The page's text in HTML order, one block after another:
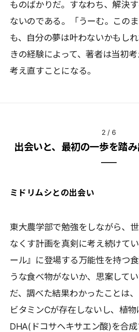
ものばかりだ。すなわち、解決
ないのである。「うーむ。この
も、自分の夢は叶わないかもし
きの経験によって、著者は当初
考え直すことになる。
2 / 6
出会いと、最初の一歩を踏
ミドリムシとの出会い
東大農学部で勉強をしながら、
なくす計画を真剣に考え続けて
ール』に登場する万能性を持つ
うな食べ物がないか、思案して
だ、調べた結果わかったことは
ビタミンCが存在しないし、植物
DHA(ドコサヘキサエン酸)を合